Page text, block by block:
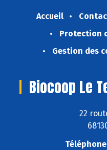
Accueil
Protection
Gestion des
Biocoop Le
22